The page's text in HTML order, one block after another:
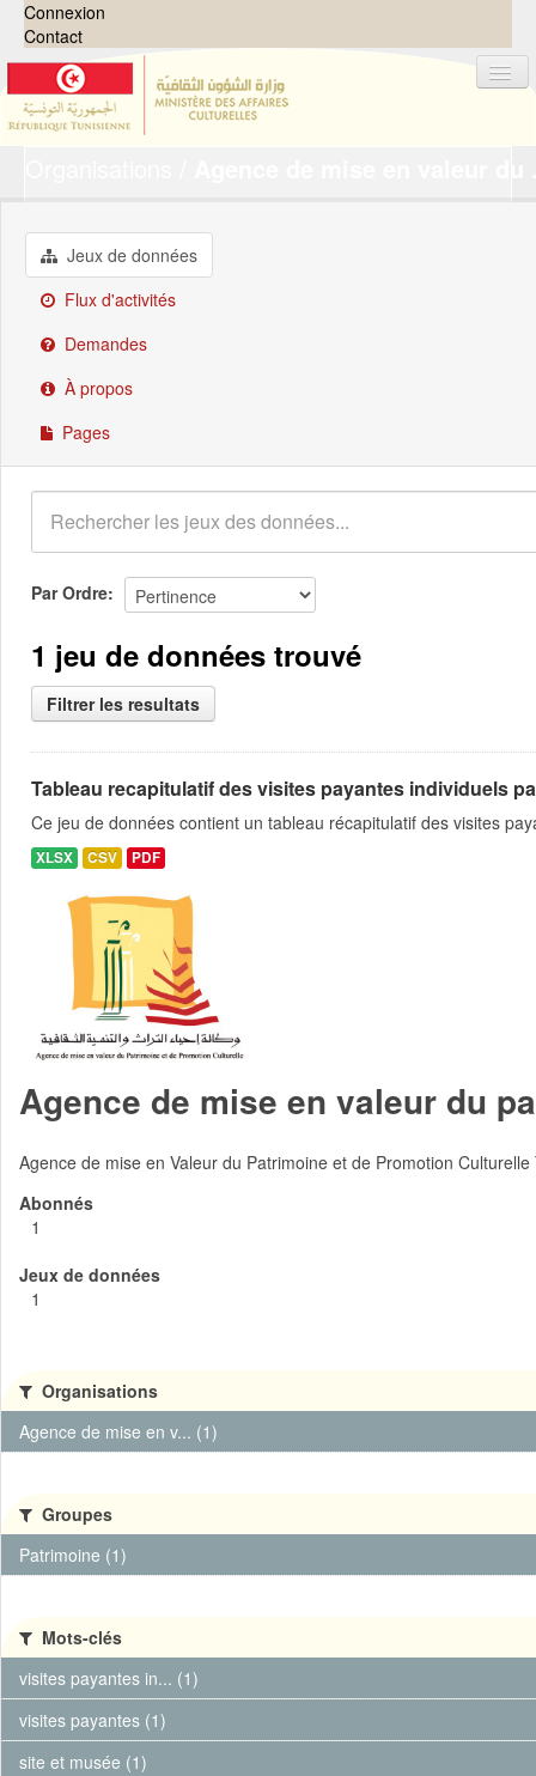
Connexion
Contact
Groupes
Demandes
À propos
Jeux de données
Flux d'activités
Demandes
À propos
Pages
Par Ordre
1 jeu de données trouvé
Filtrer les resultats
Tableau recapitulatif des visites payantes individuels
Ce jeu de données contient un tableau récapitulatif des visites
XLSX CSV PDF
Agence de mise en valeur du
Agence de mise en Valeur du Patrimoine et de Promotion
Abonnés
1
Jeux de données
1
Organisations
Agence de mise en v... (1)
Groupes
Patrimoine (1)
Mots-clés
visites payantes in... (1)
visites payantes (1)
site et musée (1)